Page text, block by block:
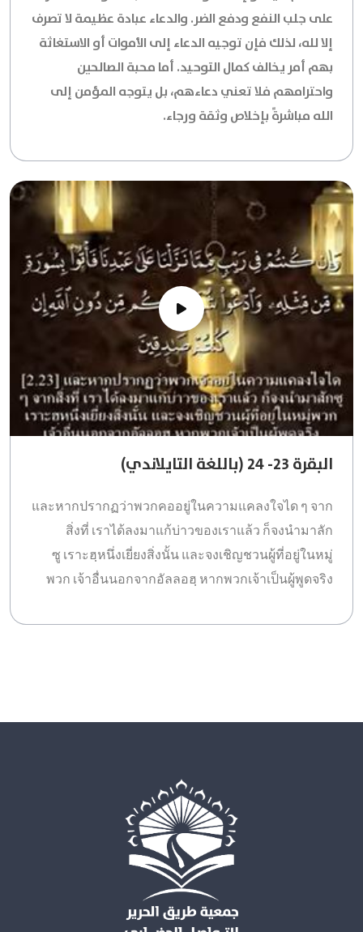
على جلب النفع ودفع الضر. والدعاء عبادة عظيمة لا تصرف
إلا لله، لذلك فإن توجيه الدعاء إلى الأموات أو الاستغاثة
بهم أمر يخالف كمال التوحيد. أما محبة الصالحين
واحترامهم فلا تعني دعاءهم، بل يتوجه المؤمن إلى
الله مباشرةً بإخلاص وثقة ورجاء.
البقرة 23- 24 (باللغة التايلاندي)
และหากปรากฏว่าพวกคออยู่ในความแคลงใจได ๆ จาก
สิ่งที่ เราได้ลงมาแก้บ่าวของเราแล้ว ก็จงนำมาลัก
ซู เราะฮฺหนึ่งเยี่ยงสิ่งนั้น และจงเชิญชวนผู้ที่อยู่ในหมู่
พวก เจ้าอื่นนอกจากอัลลอฮฺ หากพวกเจ้าเป็นผู้พูดจริง